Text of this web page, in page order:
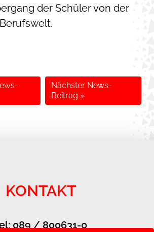
der Schüler von der
Nächster News-
Beitrag »
KONTAKT
089 / 800631-0